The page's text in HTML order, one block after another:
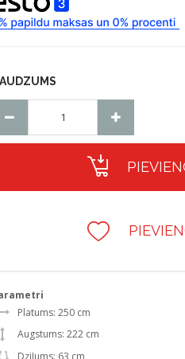
Platums: 250 cm
Augstums: 222 cm
Dziļums: 63 cm